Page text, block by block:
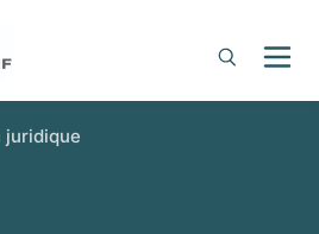
juridique